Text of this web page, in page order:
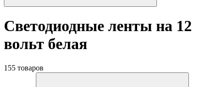
Светодиодные ленты на 12
вольт белая
155 товаров